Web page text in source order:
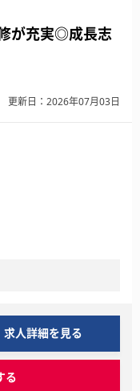
が充実◎成長志
更新日：2026年07月03日
求人詳細を見る
る